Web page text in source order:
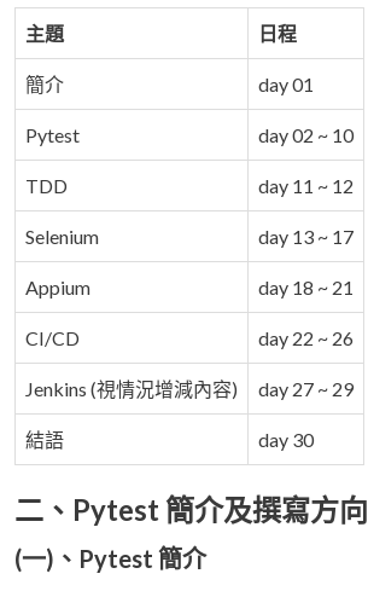
主題 日程
簡介 day 01
Pytest day 02 ~ 10
TDD day 11 ~ 12
Selenium day 13 ~ 17
Appium day 18 ~ 21
CI/CD day 22 ~ 26
Jenkins (視情況增減內容) day 27 ~ 29
結語 day 30
二、Pytest 簡介及撰寫方向
(一)、Pytest 簡介